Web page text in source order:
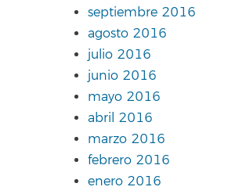
septiembre 2016
agosto 2016
julio 2016
junio 2016
mayo 2016
abril 2016
marzo 2016
febrero 2016
enero 2016